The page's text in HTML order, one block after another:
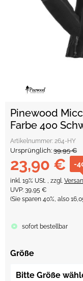
Pinewood
Farbe 400
Artikelnummer: 264-HY
Ursprünglich: 39,95 €
23,90 € -
inkl. 19% USt. , zzgl.
UVP: 39,95 €
(Sie sparen 40%, also
sofort bestellbar
Größe
Bitte Größe